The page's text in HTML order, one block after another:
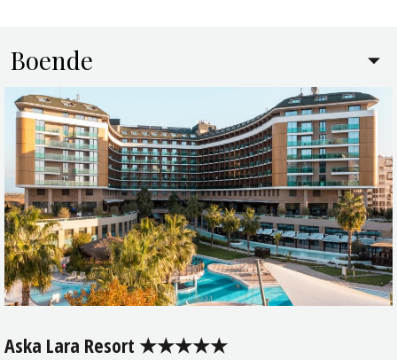
Boende
Aska Lara Resort ★★★★★